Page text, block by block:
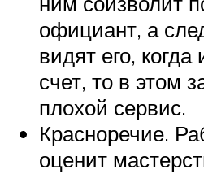
официант, а
видят его,
счет, то в этом
плохой сервис.
Красноречие.
оценит